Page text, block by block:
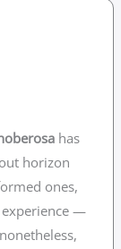
has
horizon
ones,
experience —